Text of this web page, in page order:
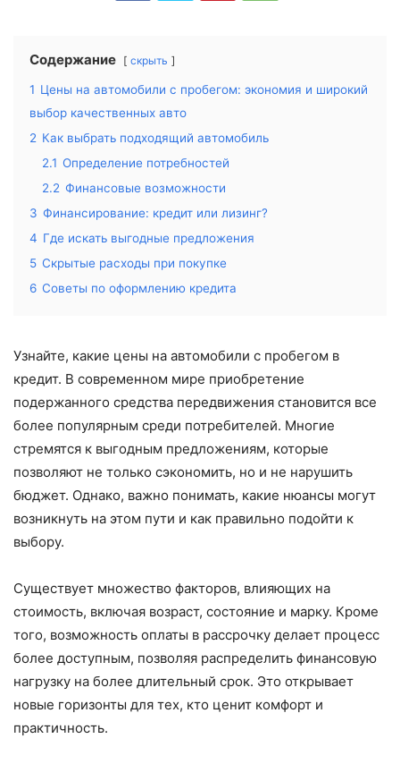
Содержание скрыть
1 Цены на автомобили с пробегом: экономия и широкий
выбор качественных авто
2 Как выбрать подходящий автомобиль
2.1 Определение потребностей
2.2 Финансовые возможности
3 Финансирование: кредит или лизинг?
4 Где искать выгодные предложения
5 Скрытые расходы при покупке
6 Советы по оформлению кредита
Узнайте, какие цены на автомобили с пробегом в
кредит. В современном мире приобретение
подержанного средства передвижения становится все
более популярным среди потребителей. Многие
стремятся к выгодным предложениям, которые
позволяют не только сэкономить, но и не нарушить
бюджет. Однако, важно понимать, какие нюансы могут
возникнуть на этом пути и как правильно подойти к
выбору.
Существует множество факторов, влияющих на
стоимость, включая возраст, состояние и марку. Кроме
того, возможность оплаты в рассрочку делает процесс
более доступным, позволяя распределить финансовую
нагрузку на более длительный срок. Это открывает
новые горизонты для тех, кто ценит комфорт и
практичность.